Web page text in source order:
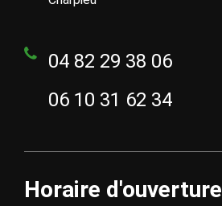
04 82 29 38 06
06 10 31 62 34
Horaire d'ouverture